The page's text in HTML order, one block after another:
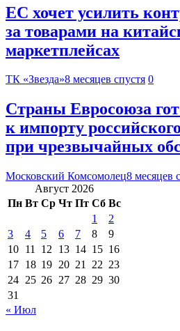
ЕС хочет усилить
за товарами на
маркетплейсах
ТК «Звезда»8 месяцев спустя 0
Страны Евросоюза
к импорту
при чрезвычайных
Московский Комсомолец8 месяцев
Август 2026
Пн Вт Ср Чт Пт Сб Вс
1
2
3
4 5 6 7 8
9
10 11 12 13 14 15 16
17 18 19 20 21 22 23
24 25 26 27 28 29 30
31
« Июл